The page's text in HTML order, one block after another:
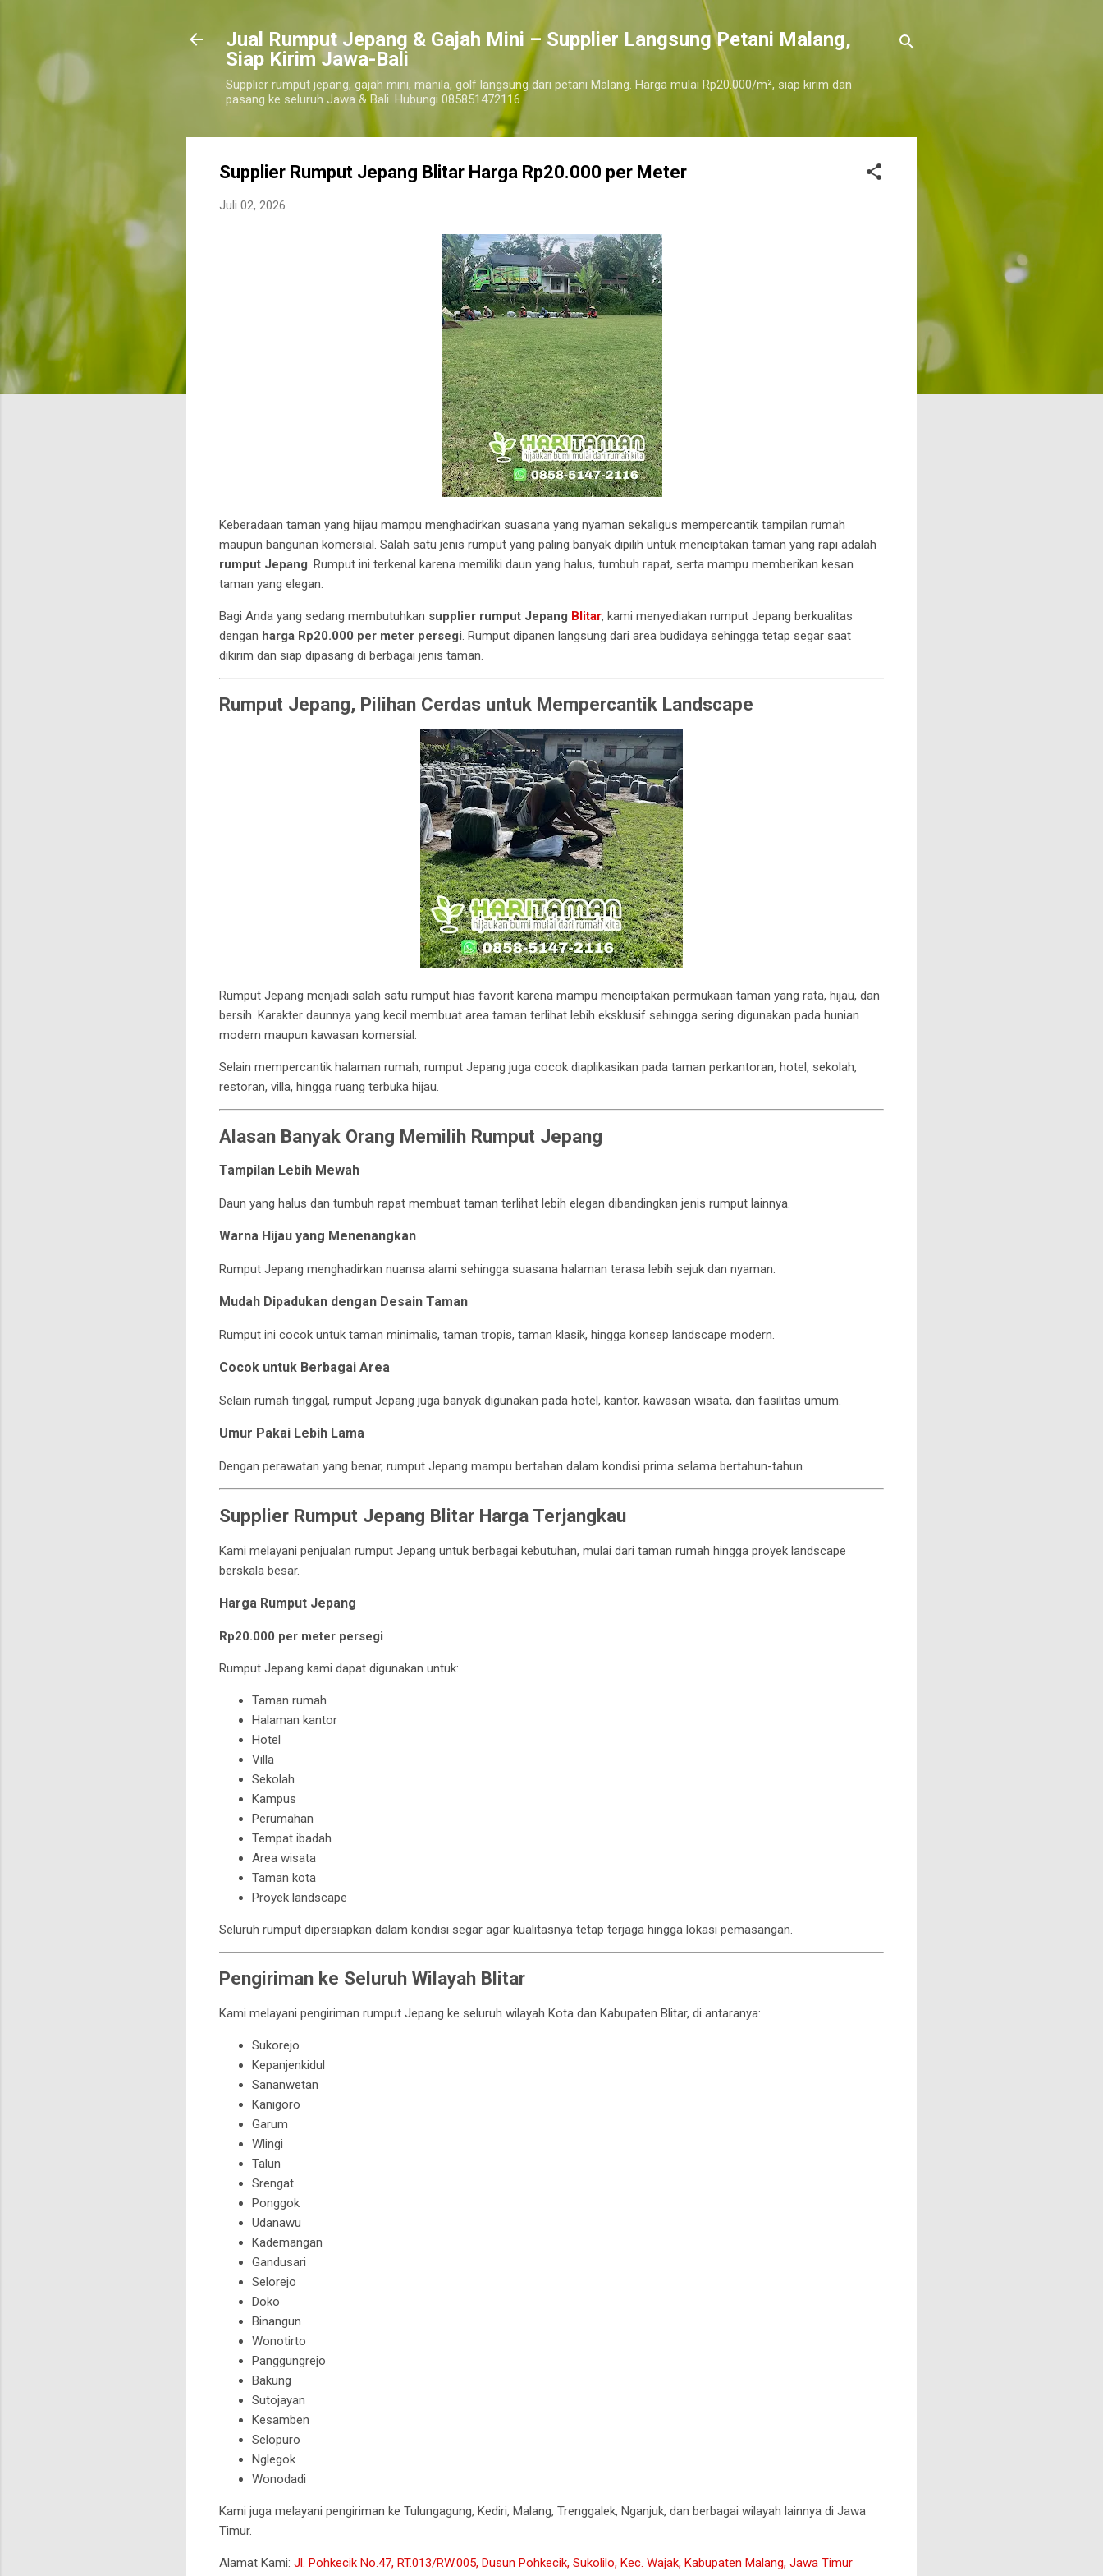
Langsung ke konten utama
​Jual Rumput Jepang & Gajah Mini – Supplier Langsung Petani Malang,
Siap Kirim Jawa-Bali
Supplier rumput jepang, gajah mini, manila, golf langsung dari petani Malang. Harga mulai Rp20.000/m², siap kirim dan
pasang ke seluruh Jawa & Bali. Hubungi 085851472116.
Supplier Rumput Jepang Blitar Harga Rp20.000 per Meter
Juli 02, 2026
Keberadaan taman yang hijau mampu menghadirkan suasana yang nyaman sekaligus mempercantik tampilan rumah
maupun bangunan komersial. Salah satu jenis rumput yang paling banyak dipilih untuk menciptakan taman yang rapi adalah
rumput Jepang . Rumput ini terkenal karena memiliki daun yang halus, tumbuh rapat, serta mampu memberikan kesan
taman yang elegan.
Bagi Anda yang sedang membutuhkan supplier rumput Jepang Blitar, kami menyediakan rumput Jepang berkualitas
dengan harga Rp20.000 per meter persegi . Rumput dipanen langsung dari area budidaya sehingga tetap segar saat
dikirim dan siap dipasang di berbagai jenis taman.
Rumput Jepang, Pilihan Cerdas untuk Mempercantik Landscape
Rumput Jepang menjadi salah satu rumput hias favorit karena mampu menciptakan permukaan taman yang rata, hijau, dan
bersih. Karakter daunnya yang kecil membuat area taman terlihat lebih eksklusif sehingga sering digunakan pada hunian
modern maupun kawasan komersial.
Selain mempercantik halaman rumah, rumput Jepang juga cocok diaplikasikan pada taman perkantoran, hotel, sekolah,
restoran, villa, hingga ruang terbuka hijau.
Alasan Banyak Orang Memilih Rumput Jepang
Tampilan Lebih Mewah
Daun yang halus dan tumbuh rapat membuat taman terlihat lebih elegan dibandingkan jenis rumput lainnya.
Warna Hijau yang Menenangkan
Rumput Jepang menghadirkan nuansa alami sehingga suasana halaman terasa lebih sejuk dan nyaman.
Mudah Dipadukan dengan Desain Taman
Rumput ini cocok untuk taman minimalis, taman tropis, taman klasik, hingga konsep landscape modern.
Cocok untuk Berbagai Area
Selain rumah tinggal, rumput Jepang juga banyak digunakan pada hotel, kantor, kawasan wisata, dan fasilitas umum.
Umur Pakai Lebih Lama
Dengan perawatan yang benar, rumput Jepang mampu bertahan dalam kondisi prima selama bertahun-tahun.
Supplier Rumput Jepang Blitar Harga Terjangkau
Kami melayani penjualan rumput Jepang untuk berbagai kebutuhan, mulai dari taman rumah hingga proyek landscape
berskala besar.
Harga Rumput Jepang
Rp20.000 per meter persegi
Rumput Jepang kami dapat digunakan untuk:
Taman rumah
Halaman kantor
Hotel
Villa
Sekolah
Kampus
Perumahan
Tempat ibadah
Area wisata
Taman kota
Proyek landscape
Seluruh rumput dipersiapkan dalam kondisi segar agar kualitasnya tetap terjaga hingga lokasi pemasangan.
Pengiriman ke Seluruh Wilayah Blitar
Kami melayani pengiriman rumput Jepang ke seluruh wilayah Kota dan Kabupaten Blitar, di antaranya:
Sukorejo
Kepanjenkidul
Sananwetan
Kanigoro
Garum
Wlingi
Talun
Srengat
Ponggok
Udanawu
Kademangan
Gandusari
Selorejo
Doko
Binangun
Wonotirto
Panggungrejo
Bakung
Sutojayan
Kesamben
Selopuro
Nglegok
Wonodadi
Kami juga melayani pengiriman ke Tulungagung, Kediri, Malang, Trenggalek, Nganjuk, dan berbagai wilayah lainnya di Jawa
Timur.
Alamat Kami: Jl. Pohkecik No.47, RT.013/RW.005, Dusun Pohkecik, Sukolilo, Kec. Wajak, Kabupaten Malang, Jawa Timur